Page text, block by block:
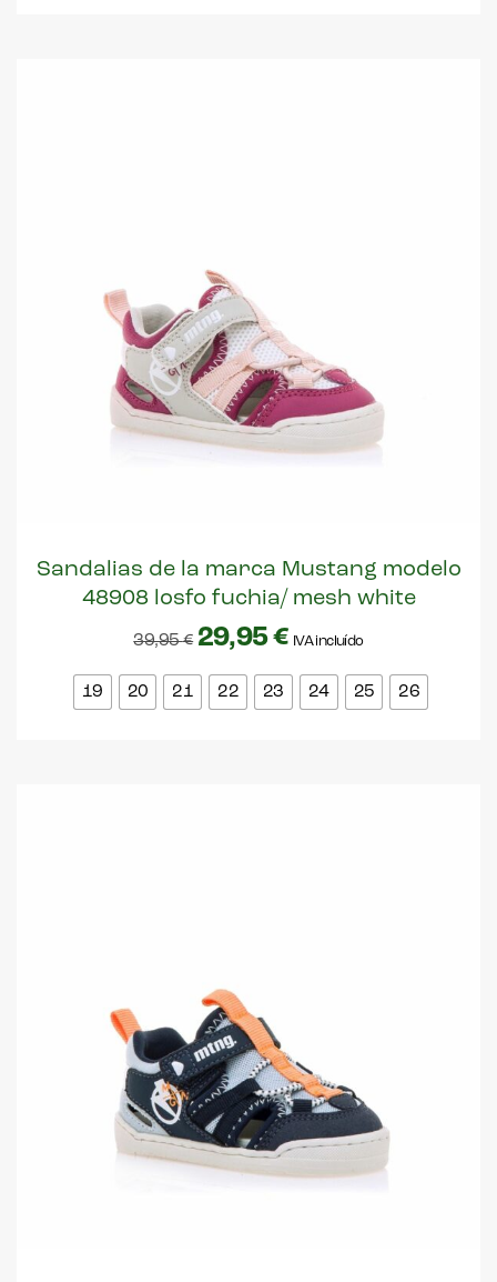
Sandalias de la marca Mustang modelo
48908 losfo fuchia/ mesh white
39,95€ 29,95€ IVA incluído
19 20 21 22 23 24 25 26